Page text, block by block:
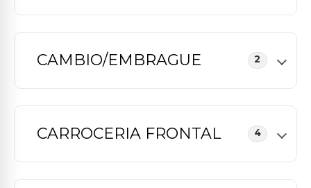
CAMBIO/EMBRAGUE 2
CARROCERIA FRONTAL 4